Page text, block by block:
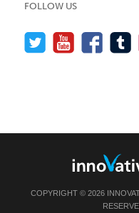
FOLLOW US
COPYRIGHT © 2026